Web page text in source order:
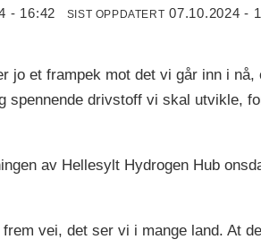
- 16:42 SIST OPPDATERT 07.10.2024 -
jo et frampek mot det vi går inn i
spennende drivstoff vi skal utvikle,
av Hellesylt Hydrogen Hub
vei, det ser vi i mange land. At